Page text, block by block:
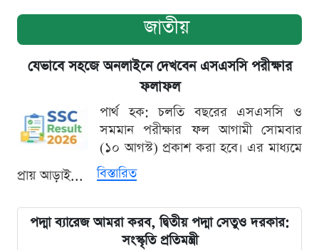
জাতীয়
যেভাবে সহজে অনলাইনে দেখবেন এসএসসি পরীক্ষার
ফলাফল
পার্থ হক: চলতি বছরের এসএসসি ও
সমমান পরীক্ষার ফল আগামী সোমবার
(১০ আগস্ট) প্রকাশ করা হবে। এর মাধ্যমে
প্রায় আড়াই...
বিস্তারিত
পদ্মা ব্যারেজ আমরা করব, দ্বিতীয় পদ্মা সেতুও দরকার:
সংস্কৃতি প্রতিমন্ত্রী